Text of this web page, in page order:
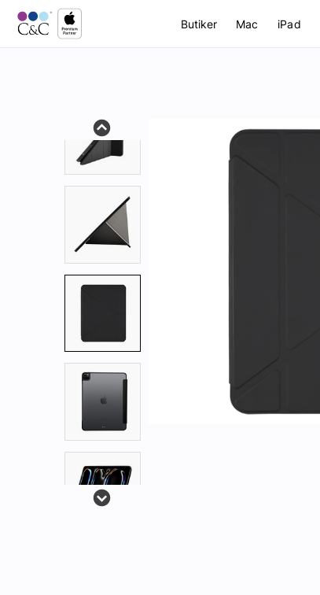
Butiker Mac iPad